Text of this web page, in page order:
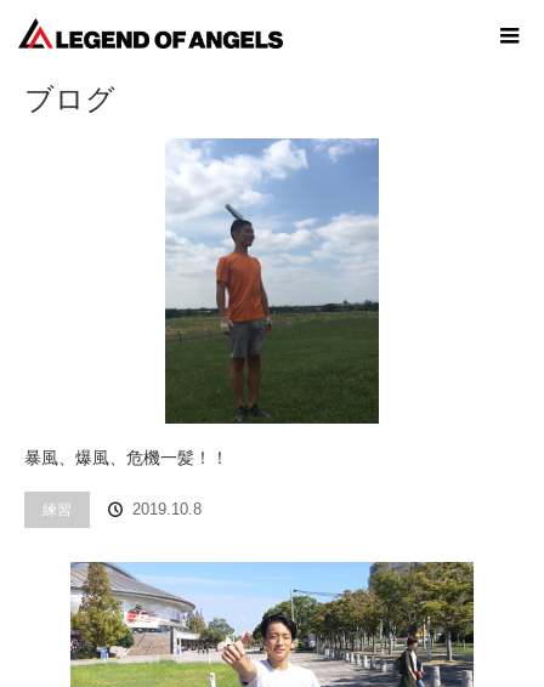
ブログ
ブログ
暴風、爆風、危機一髪！！
練習 2019.10.8